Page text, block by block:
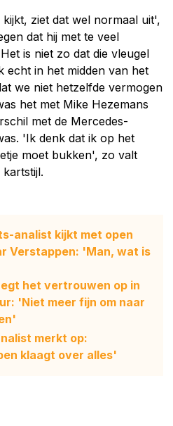
ziet dat wel normaal uit',
dat hij met te veel
is niet zo dat die vleugel
echt in het midden van het
we niet hetzelfde vermogen
het met Mike Hezemans
met de Mercedes-
'Ik denk dat ik op het
moet bukken', zo valt
analist kijkt met open
Verstappen: 'Man, wat is
het vertrouwen op in
'Niet meer fijn om naar
merkt op:
klaagt over alles'